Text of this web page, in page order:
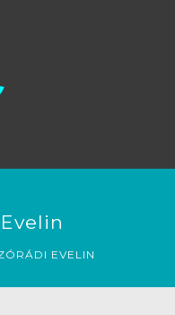
EVELIN